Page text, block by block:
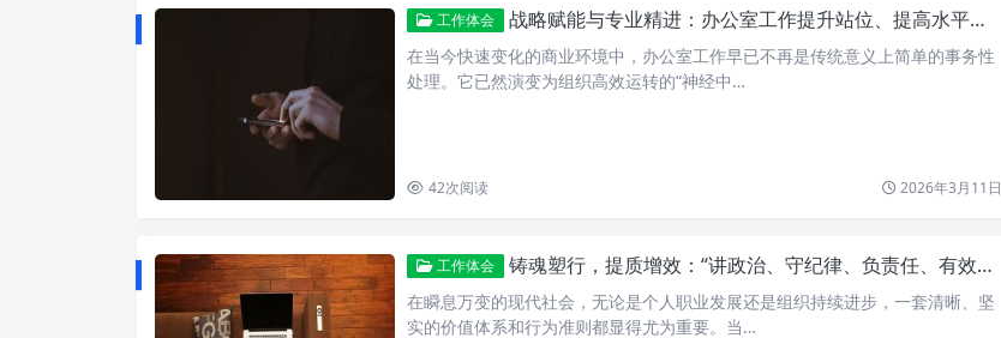
工作体会 战略赋能与专业精进：办公室工作提升站位、提高水平、再上新台阶的行动指南
在当今快速变化的商业环境中，办公室工作早已不再是传统意义上简单的事务性
处理。它已然演变为组织高效运转的“神经中…
42次阅读 2026年3月11日
工作体会 铸魂塑行，提质增效：“讲政治、守纪律、负责任、有效率”的卓越之道
在瞬息万变的现代社会，无论是个人职业发展还是组织持续进步，一套清晰、坚
实的价值体系和行为准则都显得尤为重要。当…